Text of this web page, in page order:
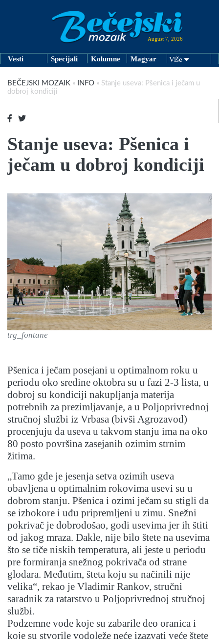
August 7, 2026
Vesti Specijali Kolumne Magyar Više
BEČEJSKI MOZAIK » INFO » Stanje useva: Pšenica i ječam u
dobroj kondiciji
Stanje useva: Pšenica i
ječam u dobroj kondiciji
trg_fontane
Pšenica i ječam posejani u optimalnom roku u
periodu oko sredine oktobra su u fazi 2-3 lista, u
dobroj su kondiciji nakupljanja materija
potrebnih za prezimljavanje, a u Poljoprivrednoj
stručnoj službi iz Vrbasa (bivši Agrozavod)
procenjuju da useva u takvom stanju ima na oko
80 posto površina zasejanih ozimim strnim
žitima.
„Tamo gde je jesenja setva ozimih useva
obavljena u optimalnim rokovima usevi su u
dobrom stanju. Pšenica i ozimi ječam su stigli da
se izbokore i uđu pripremljeni u zimu. Snežni
pokrivač je dobrodošao, godi usevima jer ih štiti
od jakog mraza. Dakle, nije bilo štete na usevima
što se tiče niskih temperatura, ali jeste u periodu
pre formiranja snežnog pokrivača od strane
glodara. Međutim, šteta koju su načinili nije
velika“, rekao je Vladimir Rankov, stručni
saradnik za ratarstvo u Poljoprivrednoj stručnoj
službi.
Podzemne vode koje su zabarile deo oranica i
koje su stvorile vodoleže neće izazvati veće štete